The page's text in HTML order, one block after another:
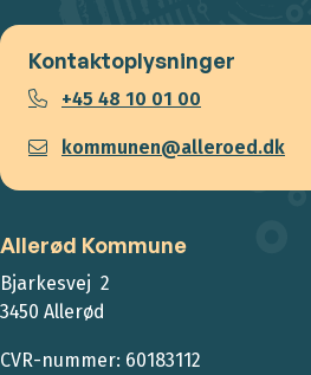
Kontaktoplysninger
+45 48 10 01 00
kommunen@alleroed.dk
Allerød Kommune
Bjarkesvej 2
3450 Allerød
CVR-nummer: 60183112